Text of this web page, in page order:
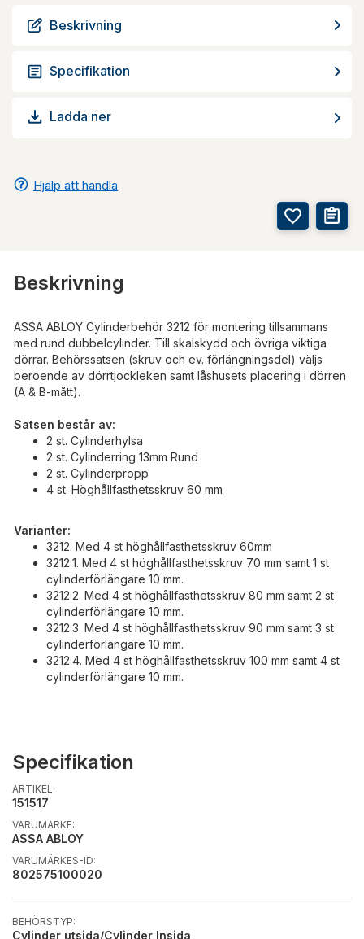
Beskrivning
Specifikation
Ladda ner
Hjälp att handla
Beskrivning
ASSA ABLOY Cylinderbehör 3212 för montering tillsammans
med rund dubbelcylinder. Till skalskydd och övriga viktiga
dörrar. Behörssatsen (skruv och ev. förlängningsdel) väljs
beroende av dörrtjockleken samt låshusets placering i dörren
(A & B-mått).
Satsen består av:
2 st. Cylinderhylsa
2 st. Cylinderring 13mm Rund
2 st. Cylinderpropp
4 st. Höghållfasthetsskruv 60 mm
Varianter:
3212. Med 4 st höghållfasthetsskruv 60mm
3212:1. Med 4 st höghållfasthetsskruv 70 mm samt 1 st
cylinderförlängare 10 mm.
3212:2. Med 4 st höghållfasthetsskruv 80 mm samt 2 st
cylinderförlängare 10 mm.
3212:3. Med 4 st höghållfasthetsskruv 90 mm samt 3 st
cylinderförlängare 10 mm.
3212:4. Med 4 st höghållfasthetsskruv 100 mm samt 4 st
cylinderförlängare 10 mm.
Specifikation
ARTIKEL:
151517
VARUMÄRKE:
ASSA ABLOY
VARUMÄRKES-ID:
802575100020
BEHÖRSTYP:
Cylinder utsida/Cylinder Insida